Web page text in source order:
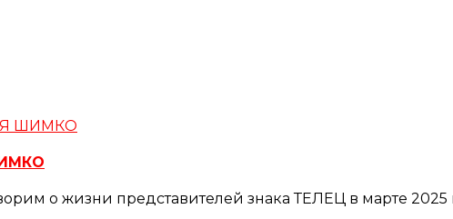
о жизни представителей знака ТЕЛЕЦ в марте 2025